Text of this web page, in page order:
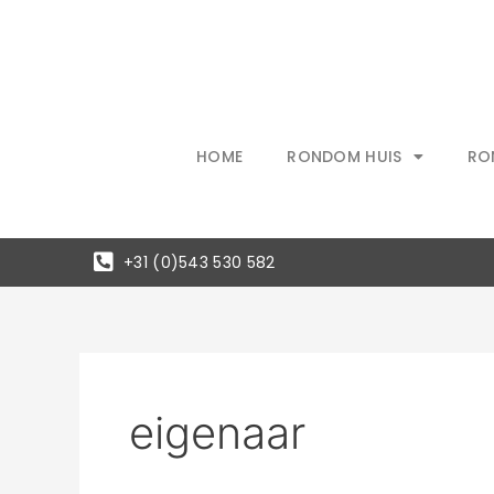
HOME RONDOM HUIS
+31 (0)543 530 582
eigenaar